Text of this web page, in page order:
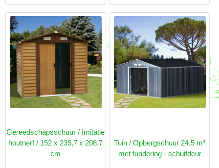
Gereedschapsschuur / Imitatie
houtnerf / 152 x 235,7 x 208,7
cm
Tuin / Opbergschuur 24,5 m³
met fundering - schuifdeur